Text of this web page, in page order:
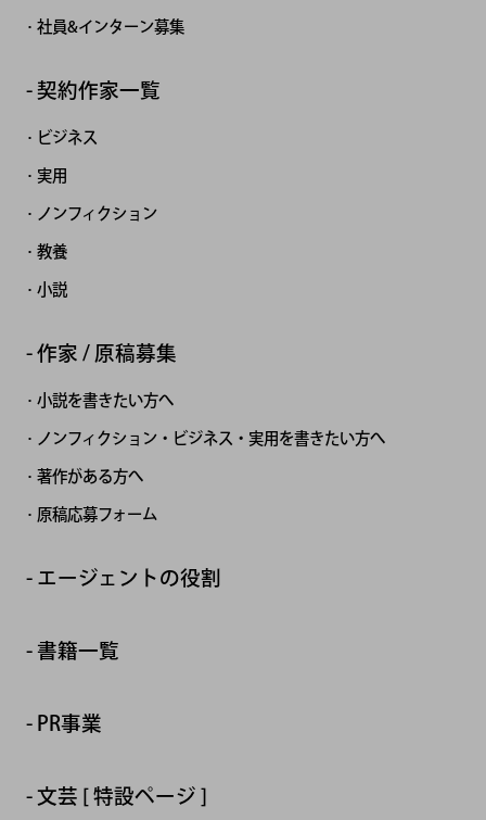
社員&インターン募集
契約作家一覧
ビジネス
実用
ノンフィクション
教養
小説
作家 / 原稿募集
小説を書きたい方へ
ノンフィクション・ビジネス・実用を書きたい方へ
著作がある方へ
原稿応募フォーム
エージェントの役割
書籍一覧
PR事業
文芸 [ 特設ページ ]